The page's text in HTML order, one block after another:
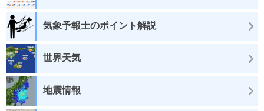
気象予報士のポイント解説
世界天気
地震情報